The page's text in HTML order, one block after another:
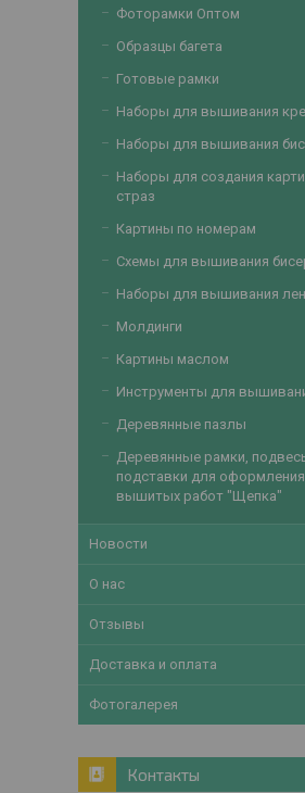
Фоторамки Оптом
Образцы багета
Готовые рамки
Наборы для вышивания
Наборы для вышивания
Наборы для создания
страз
Картины по номерам
Схемы для вышивания
Наборы для вышивания
Молдинги
Картины маслом
Инструменты для
Деревянные пазлы
Деревянные рамки,
подставки для оформления
вышитых работ "Щепка"
Новости
О нас
Отзывы
Доставка и оплата
Фотогалерея
Контакты